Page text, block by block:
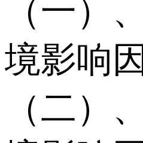
（一）
境影响
（二）